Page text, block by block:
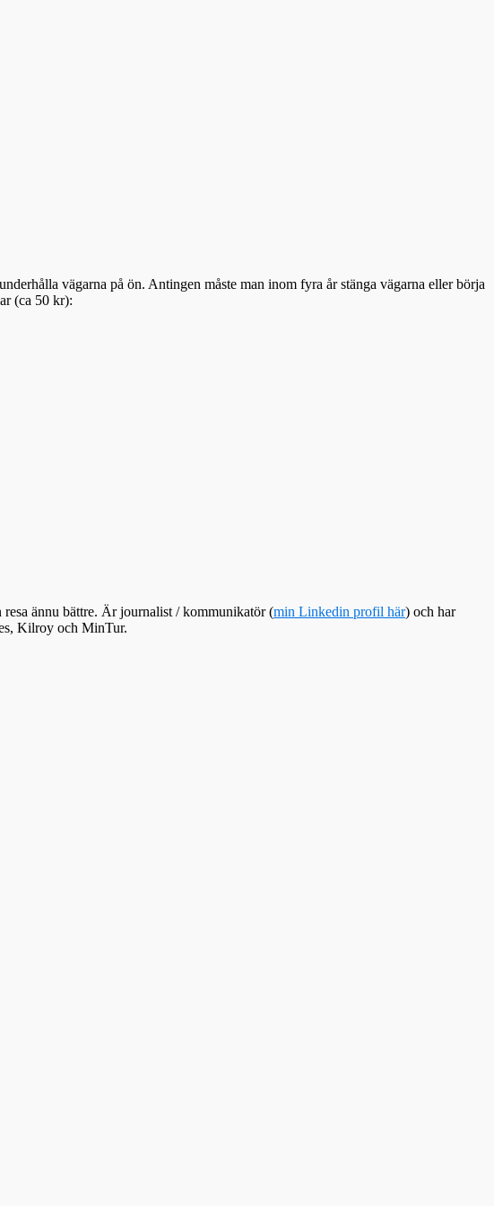
vägarna på ön. Antingen måste man inom fyra år stänga vägarna eller börja
(ca 50 kr):
ännu bättre. Är journalist / kommunikatör (min Linkedin profil här) och har
Kilroy och MinTur.